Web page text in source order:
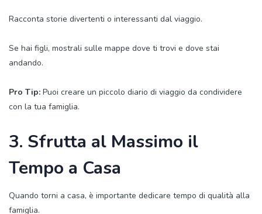
Racconta storie divertenti o interessanti dal viaggio.
Se hai figli, mostrali sulle mappe dove ti trovi e dove stai
andando.
Pro Tip: Puoi creare un piccolo diario di viaggio da condividere
con la tua famiglia.
3. Sfrutta al Massimo il
Tempo a Casa
Quando torni a casa, è importante dedicare tempo di qualità alla
famiglia.